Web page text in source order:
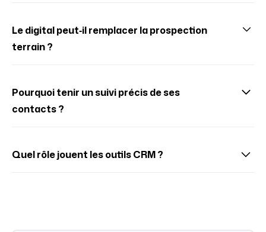
valeur et étant régulier.
Le digital peut‑il remplacer la prospection
terrain ?
contact.
Pourquoi tenir un suivi précis de ses
contacts ?
relances.
Quel rôle jouent les outils CRM ?